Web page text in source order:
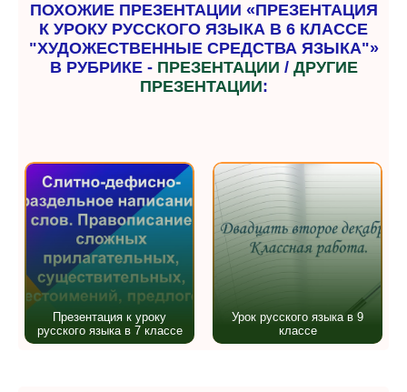
ПОХОЖИЕ ПРЕЗЕНТАЦИИ «ПРЕЗЕНТАЦИЯ
К УРОКУ РУССКОГО ЯЗЫКА В 6 КЛАССЕ
"ХУДОЖЕСТВЕННЫЕ СРЕДСТВА ЯЗЫКА"»
В РУБРИКЕ - ПРЕЗЕНТАЦИИ / ДРУГИЕ
ПРЕЗЕНТАЦИИ:
Презентация к уроку
русского языка в 7 классе
Урок русского языка в 9
классе